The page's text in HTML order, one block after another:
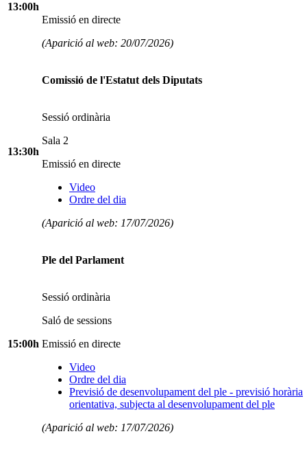
13:00h
Emissió en directe
(Aparició al web: 20/07/2026)
13:30h
Comissió de l'Estatut dels Diputats
Sessió ordinària
Sala 2
Emissió en directe
Video
Ordre del dia
(Aparició al web: 17/07/2026)
15:00h
Ple del Parlament
Sessió ordinària
Saló de sessions
Emissió en directe
Video
Ordre del dia
Previsió de desenvolupament del ple - previsió horària
orientativa, subjecta al desenvolupament del ple
(Aparició al web: 17/07/2026)